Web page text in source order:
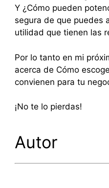
Y ¿Cómo pueden
segura de que puedes
utilidad que tienen las
Por lo tanto en mi
acerca de Cómo
convienen para tu
¡No te lo pierdas!
Autor